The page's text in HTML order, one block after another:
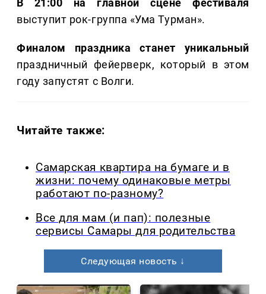
В 21:00 на главной сцене фестиваля
выступит рок-группа «Ума Турман».
Финалом праздника станет уникальный
праздничный фейерверк, который в этом
году запустят с Волги.
Читайте также:
Самарская квартира на бумаге и в
жизни: почему одинаковые метры
работают по-разному?
Все для мам (и пап): полезные
сервисы Самары для родительства
Следующая новость ↓